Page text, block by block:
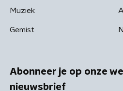
Muziek
Gemist
Abonneer je op onze
nieuwsbrief